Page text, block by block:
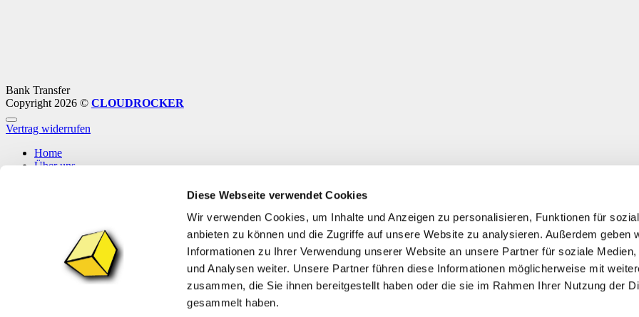
Diese Webseite verwendet Cookies
Wir verwenden Cookies, um Inhalte und Anzeigen zu personalisieren, Funktionen für
anbieten zu können und die Zugriffe auf unsere Website zu analysieren. Außerdem geben
Informationen zu Ihrer Verwendung unserer Website an unsere Partner für soziale Medien,
und Analysen weiter. Unsere Partner führen diese Informationen möglicherweise mit
zusammen, die Sie ihnen bereitgestellt haben oder die sie im Rahmen Ihrer Nutzung der
gesammelt haben.
Bank Transfer
Copyright 2026 © CLOUDROCKER
Vertrag widerrufen
Home
Über uns
Anmelden
Erforderlich